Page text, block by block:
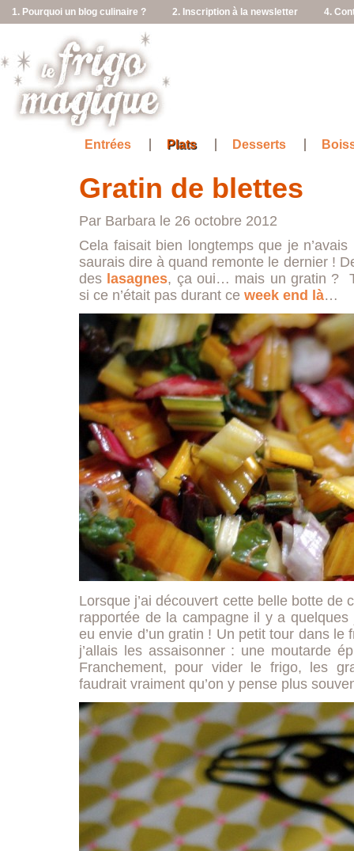
1. Pourquoi un blog culinaire ? 2. Inscription à la newsletter 4.
Entrées Plats Desserts
Gratin de blettes
Par Barbara le 26 octobre 2012
Cela faisait bien longtemps que je
saurais dire à quand remonte le dernier !
des lasagnes, ça oui… mais un gratin ?
si ce n’était pas durant ce week end là…
Lorsque j’ai découvert cette belle botte de
rapportée de la campagne il y a quelques
eu envie d’un gratin ! Un petit tour dans le
j’allais les assaisonner : une moutarde
Franchement, pour vider le frigo, les
faudrait vraiment qu’on y pense plus